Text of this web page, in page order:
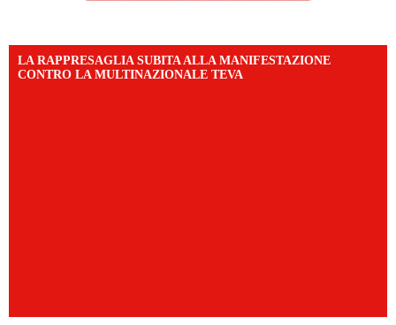
LA RAPPRESAGLIA SUBITA ALLA MANIFESTAZIONE
CONTRO LA MULTINAZIONALE TEVA